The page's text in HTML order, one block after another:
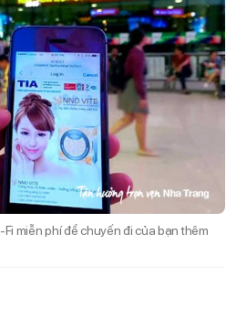
miễn phí để chuyến đi của bạn thêm